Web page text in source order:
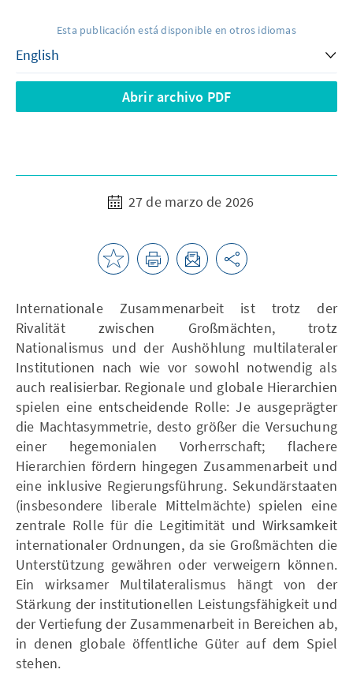
Esta publicación está disponible en otros idiomas
Abrir archivo PDF
27 de marzo de 2026
Internationale Zusammenarbeit ist trotz der
Rivalität zwischen Großmächten, trotz
Nationalismus und der Aushöhlung multilateraler
Institutionen nach wie vor sowohl notwendig als
auch realisierbar. Regionale und globale Hierarchien
spielen eine entscheidende Rolle: Je ausgeprägter
die Machtasymmetrie, desto größer die Versuchung
einer hegemonialen Vorherrschaft; flachere
Hierarchien fördern hingegen Zusammenarbeit und
eine inklusive Regierungsführung. Sekundärstaaten
(insbesondere liberale Mittelmächte) spielen eine
zentrale Rolle für die Legitimität und Wirksamkeit
internationaler Ordnungen, da sie Großmächten die
Unterstützung gewähren oder verweigern können.
Ein wirksamer Multilateralismus hängt von der
Stärkung der institutionellen Leistungsfähigkeit und
der Vertiefung der Zusammenarbeit in Bereichen ab,
in denen globale öffentliche Güter auf dem Spiel
stehen.